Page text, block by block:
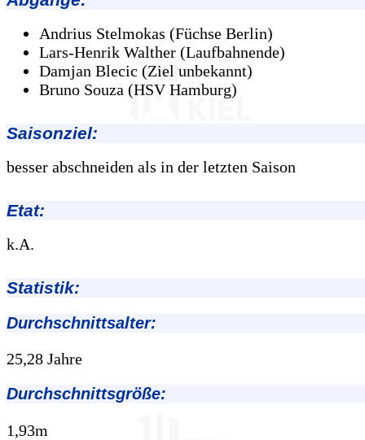
Andrius Stelmokas (Füchse Berlin)
Lars-Henrik Walther (Laufbahnende)
Damjan Blecic (Ziel unbekannt)
Bruno Souza (HSV Hamburg)
Saisonziel:
besser abschneiden als in der letzten Saison
Etat:
k.A.
Statistik:
Durchschnittsalter:
25,28 Jahre
Durchschnittsgröße:
1,93m